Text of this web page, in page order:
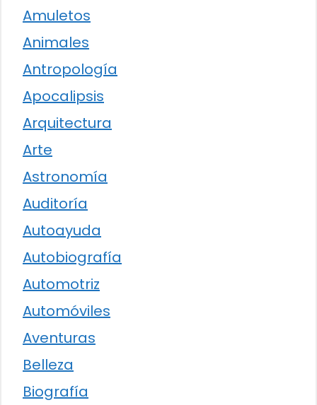
Amuletos
Animales
Antropología
Apocalipsis
Arquitectura
Arte
Astronomía
Auditoría
Autoayuda
Autobiografía
Automotriz
Automóviles
Aventuras
Belleza
Biografía